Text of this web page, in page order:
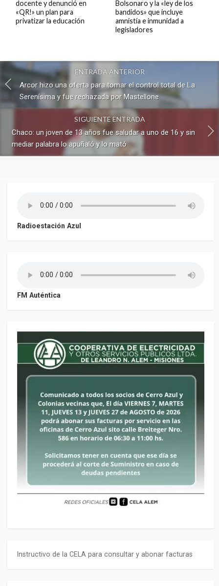
docente y denunció en
«QR!» un plan para
privatizar la educación
Bolsonaro y la «ley de los
bandidos» que incluye
amnistía e inmunidad a
legisladores
ENTRADA ANTERIOR
Arcor hizo una oferta para tomar el control total de La
Serenísima y fue rechazada por Mastellone
SIGUIENTE ENTRADA
Chaco: un joven de 13 años fue saludar a uno de 16 y sin
mediar palabra lo apuñaló y lo mató
Radioestación Azul
FM Auténtica
Instructivo de la CELA para consultar y abonar facturas